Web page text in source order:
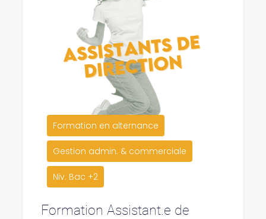
Formation en alternance
Gestion admin. & commerciale
Niv. Bac +2
Formation Assistant.e de